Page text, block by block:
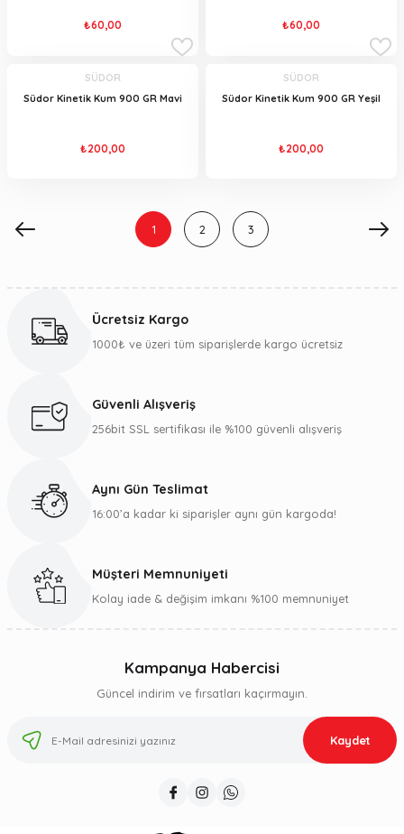
₺60,00 ₺60,00
SÜDOR
Südor Kinetik Kum 900 GR Mavi
₺200,00
SÜDOR
Südor Kinetik Kum 900 GR Yeşil
₺200,00
1 2 3
Ücretsiz Kargo
1000₺ ve üzeri tüm siparişlerde kargo ücretsiz
Güvenli Alışveriş
256bit SSL sertifikası ile %100 güvenli alışveriş
Aynı Gün Teslimat
16:00’a kadar ki siparişler aynı gün kargoda!
Müşteri Memnuniyeti
Kolay iade & değişim imkanı %100 memnuniyet
Kampanya Habercisi
Güncel indirim ve fırsatları kaçırmayın.
Kaydet